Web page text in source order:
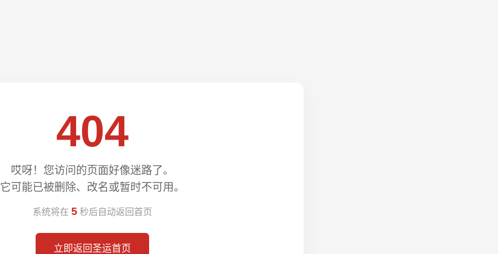
404
哎呀！您访问的页面好像迷路了。
它可能已被删除、改名或暂时不可用。
系统将在 5 秒后自动返回首页
立即返回圣运首页